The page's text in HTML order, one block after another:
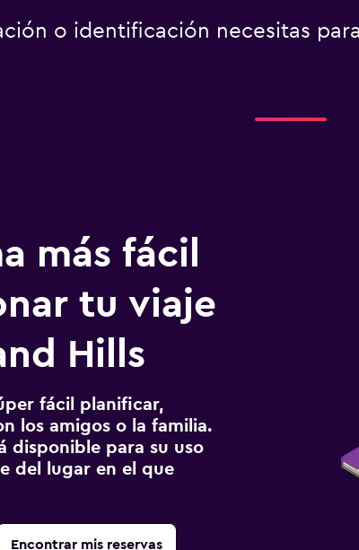
o identificación necesitas
más fácil
tu viaje
Hills
fácil planificar,
los amigos o la familia.
disponible para su uso
del lugar en el que
Encontrar mis reservas